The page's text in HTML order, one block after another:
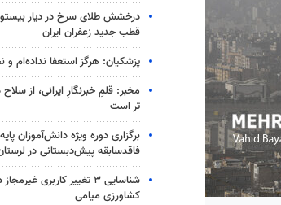
درخشش طلای سرخ در دیار
قطب جدید زعفران ایران
پزشکیان: هرگز استعفا نداده‌ام و
مخبر: قلمِ خبرنگارِ ایرانی، از
تر است
برگزاری دوره ویژه دانش‌آموزان
فاقدسابقه پیش‌دبستانی در
شناسایی ۳ تغییر کاربری
کشاورزی میامی